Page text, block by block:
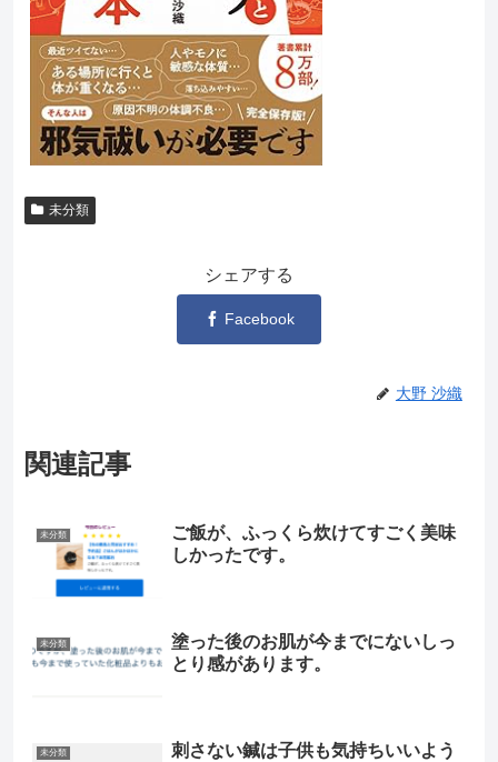
未分類
シェアする
Facebook
大野 沙織
関連記事
未分類
ご飯が、ふっくら炊けてすごく美味
しかったです。
未分類
塗った後のお肌が今までにないしっ
とり感があります。
未分類
刺さない鍼は子供も気持ちいいよう